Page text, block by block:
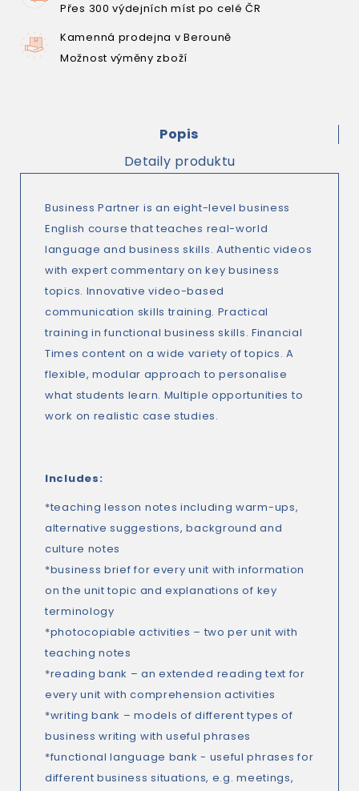
Přes 300 výdejních míst po celé ČR
Kamenná prodejna v Berouně
Možnost výměny zboží
Popis
Detaily produktu
Business Partner is an eight-level business
English course that teaches real-world
language and business skills. Authentic videos
with expert commentary on key business
topics. Innovative video-based
communication skills training. Practical
training in functional business skills. Financial
Times content on a wide variety of topics. A
flexible, modular approach to personalise
what students learn. Multiple opportunities to
work on realistic case studies.
Includes:
*teaching lesson notes including warm-ups,
alternative suggestions, background and
culture notes
*business brief for every unit with information
on the unit topic and explanations of key
terminology
*photocopiable activities – two per unit with
teaching notes
*reading bank – an extended reading text for
every unit with comprehension activities
*writing bank – models of different types of
business writing with useful phrases
*functional language bank - useful phrases for
different business situations, e.g. meetings,